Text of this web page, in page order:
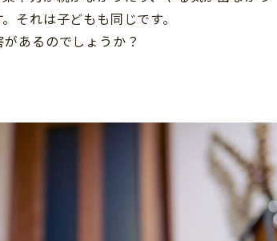
それは子どもも同じです。
あるのでしょうか？